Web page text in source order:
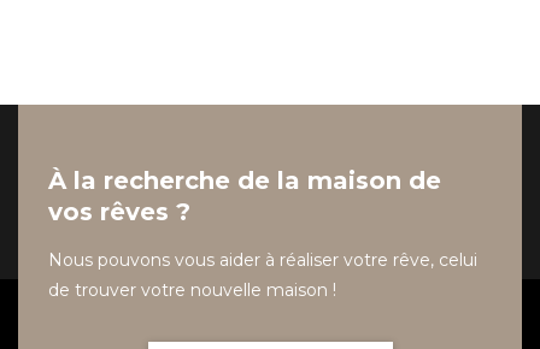
À la recherche de la maison de
vos rêves ?
Nous pouvons vous aider à réaliser votre rêve, celui
de trouver votre nouvelle maison !